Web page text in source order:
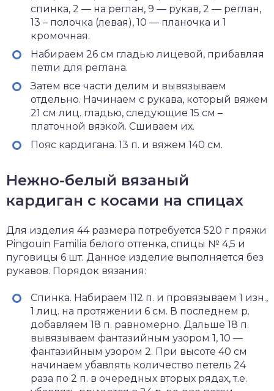
спинка, 2 — на реглан, 9 — рукав, 2 — реглан,
13 – полочка (левая), 10 — планочка и 1
кромочная.
Набираем 26 см гладью лицевой, прибавляя
петли для реглана.
Затем все части делим и вывязываем
отдельно. Начинаем с рукава, который вяжем
21 см лиц. гладью, следующие 15 см –
платочной вязкой. Сшиваем их.
Пояс кардигана. 13 п. и вяжем 140 см.
Нежно-белый вязаный
кардиган с косами на спицах
Для изделия 44 размера потребуется 520 г пряжи
Pingouin Familia белого оттенка, спицы № 4,5 и
пуговицы 6 шт. Данное изделие выполняется без
рукавов. Порядок вязания:
Спинка. Набираем 112 п. и провязываем 1 изн.,
1 лиц. на протяжении 6 см. В последнем р.
добавляем 18 п. равномерно. Дальше 18 п.
вывязываем фантазийным узором 1, 10 —
фантазийным узором 2. При высоте 40 см
начинаем убавлять количество петель 24
раза по 2 п. в очередных вторых рядах, т.е.